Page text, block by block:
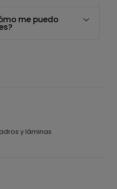
me puedo
y láminas